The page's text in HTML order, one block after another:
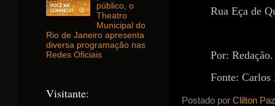
Rua Eça de
Por: Redação.
Fonte: Carlos
Postado por Clilton Paz
público, o
Theatro
Municipal do
Rio de Janeiro apresenta
diversa programação nas
Redes Oficiais
Visitante: